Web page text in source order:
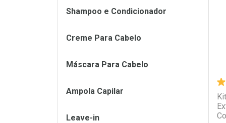
Shampoo e Condicionador
Creme Para Cabelo
Máscara Para Cabelo
Ampola Capilar
Leave-in